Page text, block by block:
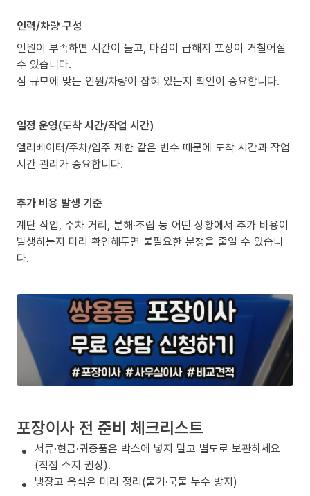
인력/차량 구성
인원이 부족하면 시간이 늘고, 마감이 급해져 포장이 거칠어질
수 있습니다.
짐 규모에 맞는 인원/차량이 잡혀 있는지 확인이 중요합니다.
일정 운영(도착 시간/작업 시간)
엘리베이터/주차/입주 제한 같은 변수 때문에 도착 시간과 작업
시간 관리가 중요합니다.
추가 비용 발생 기준
계단 작업, 주차 거리, 분해·조립 등 어떤 상황에서 추가 비용이
발생하는지 미리 확인해두면 불필요한 분쟁을 줄일 수 있습니
다.
포장이사 전 준비 체크리스트
서류·현금·귀중품은 박스에 넣지 말고 별도로 보관하세요
(직접 소지 권장).
냉장고 음식은 미리 정리(물기·국물 누수 방지)